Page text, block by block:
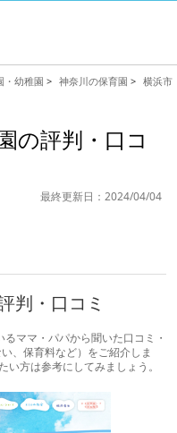
・幼稚園 > 神奈川の保育園 > 横浜市
の評判・口コ
最終更新日：2024/04/04
判・口コミ
ママ・パパから聞いた口コミ・
、保育料など）をご紹介しま
い方は参考にしてみましょう。